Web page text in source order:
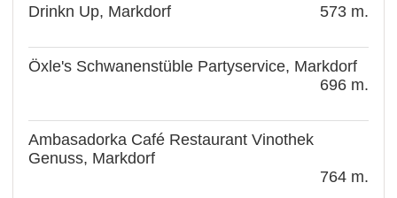
Drinkn Up, Markdorf 573 m.
Öxle's Schwanenstüble Partyservice, Markdorf
696 m.
Ambasadorka Café Restaurant Vinothek
Genuss, Markdorf
764 m.